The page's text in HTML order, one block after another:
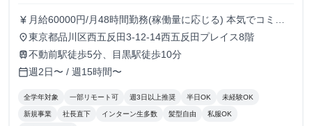
currency_yen 月給60000円/月48時間勤務(稼働量に応じる) 本気でコミッ
トすれば、学生でも圧倒的な実績と報酬を得られる環境で
す！
place東京都品川区西五反田3-12-14西五反田プレイス8階
train不動前駅徒歩5分、目黒駅徒歩10分
calendar_today週2日〜 / 週15時間〜
全学年対象 一部リモート可 週3日以上推奨 半日OK 未経験OK
新規事業 社長直下 インターン生多数 髪型自由 私服OK